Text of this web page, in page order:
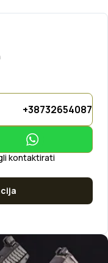
+38732654087
kontaktirati